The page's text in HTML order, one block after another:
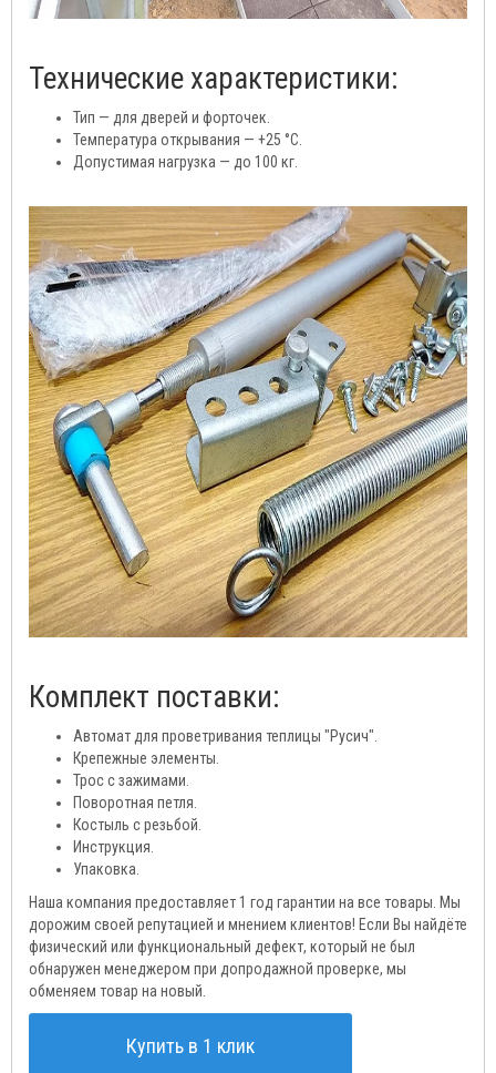
Технические характеристики:
Тип — для дверей и форточек.
Температура открывания — +25 °С.
Допустимая нагрузка — до 100 кг.
Комплект поставки:
Автомат для проветривания теплицы "Русич".
Крепежные элементы.
Трос с зажимами.
Поворотная петля.
Костыль с резьбой.
Инструкция.
Упаковка.
Наша компания предоставляет 1 год гарантии на все товары. Мы
дорожим своей репутацией и мнением клиентов! Если Вы найдёте
физический или функциональный дефект, который не был
обнаружен менеджером при допродажной проверке, мы
обменяем товар на новый.
Купить в 1 клик